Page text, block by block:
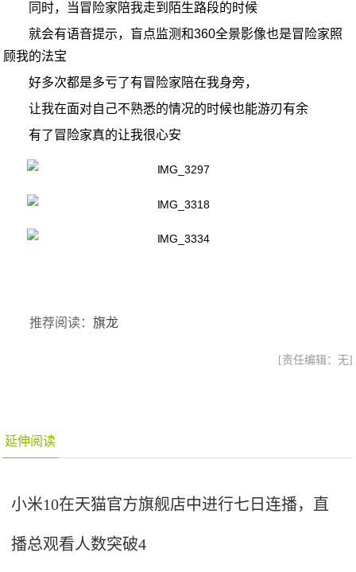
同时，当冒险家陪我走到陌生路段的时候
就会有语音提示，盲点监测和360全景影像也是冒险家照
顾我的法宝
好多次都是多亏了有冒险家陪在我身旁，
让我在面对自己不熟悉的情况的时候也能游刃有余
有了冒险家真的让我很心安
推荐阅读：旗龙
[责任编辑：无]
延伸阅读
小米10在天猫官方旗舰店中进行七日连播，直
播总观看人数突破4